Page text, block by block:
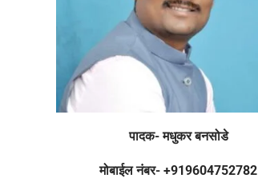
पादक- मधुकर बनसोडे
मोबाईल नंबर- +919604752782